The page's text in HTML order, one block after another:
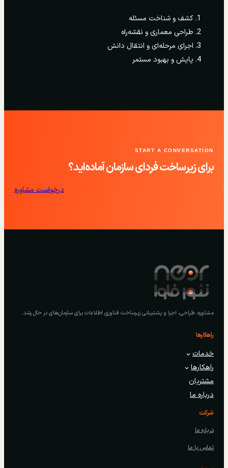
کشف و شناخت مسئله
طراحی معماری و نقشه‌راه
اجرای مرحله‌ای و انتقال دانش
پایش و بهبود مستمر
START A CONVERSATION
برای زیرساخت فردای سازمان آماده‌اید؟
درخواست مشاوره
مشاوره، طراحی، اجرا و پشتیبانی زیرساخت فناوری اطلاعات برای سازمان‌های در حال رشد.
راهکارها
خدمات
راهکارها
مشتریان
درباره ما
شرکت
درباره ما
تماس با ما